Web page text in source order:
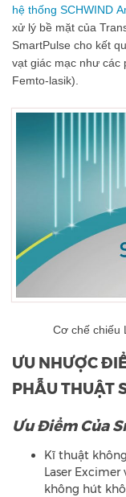
hệ thống SCHWIND
xử lý bề mặt của
SmartPulse cho kết
vạt giác mạc như các
Femto-lasik).
Cơ chế chiếu
ƯU NHƯỢC
PHẪU THUẬT
Ưu Điểm Của
Kĩ thuật
Laser
không hút